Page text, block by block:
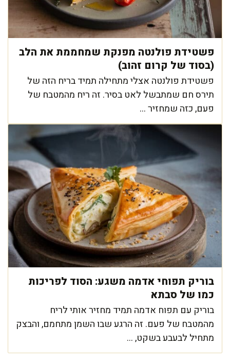
פשטידת פולנטה מפנקת שמחממת את הלב
(בסוד של קרום זהוב)
פשטידת פולנטה אצלי מתחילה תמיד בריח הזה של
תירס חם שמתבשל לאט בסיר. זה ריח מהמטבח של
פעם, כזה שמחזיר ...
בוריק תפוחי אדמה משגע: הסוד לפריכות
כמו של סבתא
בוריק עם תפוח אדמה תמיד מחזיר אותי לריח
מהמטבח של פעם. זה הרגע שבו השמן מתחמם, והבצק
מתחיל לבעבע בשקט, ...